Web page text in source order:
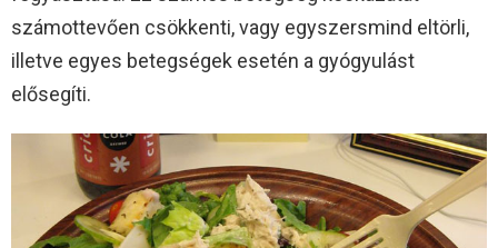
számottevően csökkenti, vagy egyszersmind eltörli,
illetve egyes betegségek esetén a gyógyulást
elősegíti.